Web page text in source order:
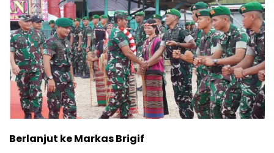
Berlanjut ke Markas Brigif